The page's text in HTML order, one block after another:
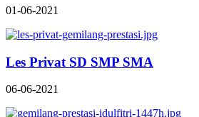
01-06-2021
Les Privat SD SMP SMA
06-06-2021